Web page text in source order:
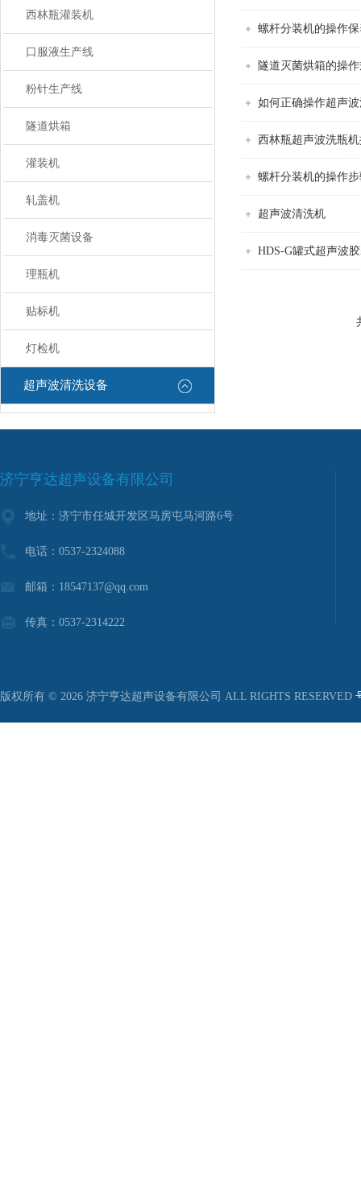
西林瓶灌装机
口服液生产线
粉针生产线
隧道烘箱
灌装机
轧盖机
消毒灭菌设备
理瓶机
贴标机
灯检机
超声波清洗设备
螺杆分装机的操作
隧道灭菌烘箱的操
如何正确操作超声
西林瓶超声波洗瓶
螺杆分装机的操作
超声波清洗机
HDS-G罐式超声波
济宁亨达超声设备有限公司
地址：济宁市任城开发区马房屯马河路6号
电话：0537-2324088
邮箱：18547137@qq.com
传真：0537-2314222
版权所有 © 2026 济宁亨达超声设备有限公司 ALL RIGHTS RESERVED